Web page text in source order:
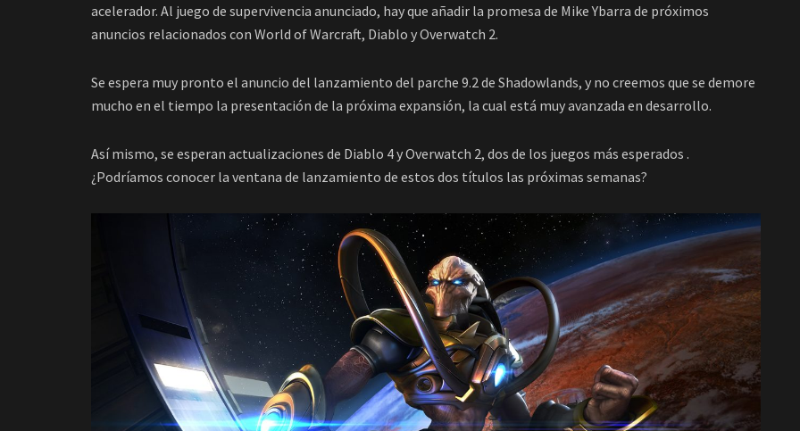
acelerador. Al juego de supervivencia anunciado, hay que añadir la promesa de Mike Ybarra de próximos
anuncios relacionados con World of Warcraft, Diablo y Overwatch 2.
Se espera muy pronto el anuncio del lanzamiento del parche 9.2 de Shadowlands, y no creemos que se demore
mucho en el tiempo la presentación de la próxima expansión, la cual está muy avanzada en desarrollo.
Así mismo, se esperan actualizaciones de Diablo 4 y Overwatch 2, dos de los juegos más esperados .
¿Podríamos conocer la ventana de lanzamiento de estos dos títulos las próximas semanas?